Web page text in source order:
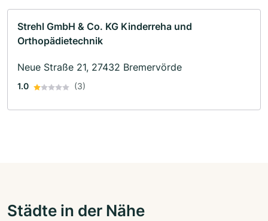
Strehl GmbH & Co. KG Kinderreha und
Orthopädietechnik
Neue Straße 21, 27432 Bremervörde
1.0 (3)
Städte in der Nähe